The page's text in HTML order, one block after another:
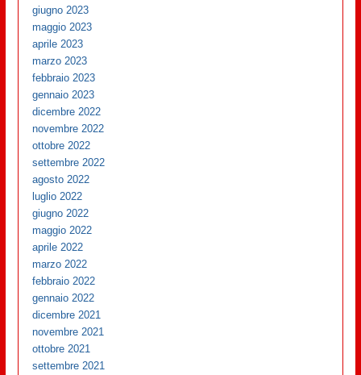
giugno 2023
maggio 2023
aprile 2023
marzo 2023
febbraio 2023
gennaio 2023
dicembre 2022
novembre 2022
ottobre 2022
settembre 2022
agosto 2022
luglio 2022
giugno 2022
maggio 2022
aprile 2022
marzo 2022
febbraio 2022
gennaio 2022
dicembre 2021
novembre 2021
ottobre 2021
settembre 2021